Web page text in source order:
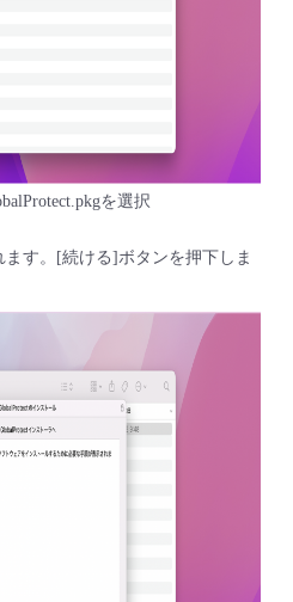
を選択
す。[続ける]ボタンを押下しま